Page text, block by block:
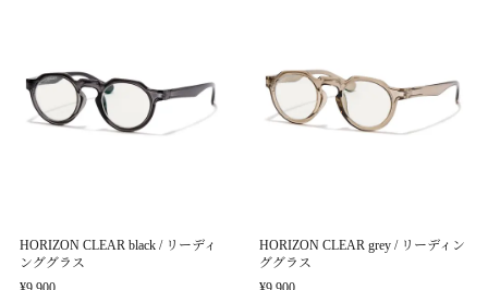
HORIZON CLEAR black / リーディ
ンググラス
HORIZON CLEAR grey / リーディン
ググラス